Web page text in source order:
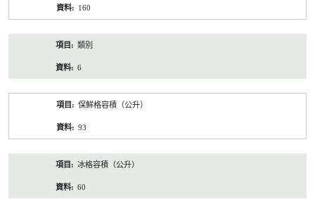
160
類別
6
保鮮格容積（公升）
93
冰格容積（公升）
60